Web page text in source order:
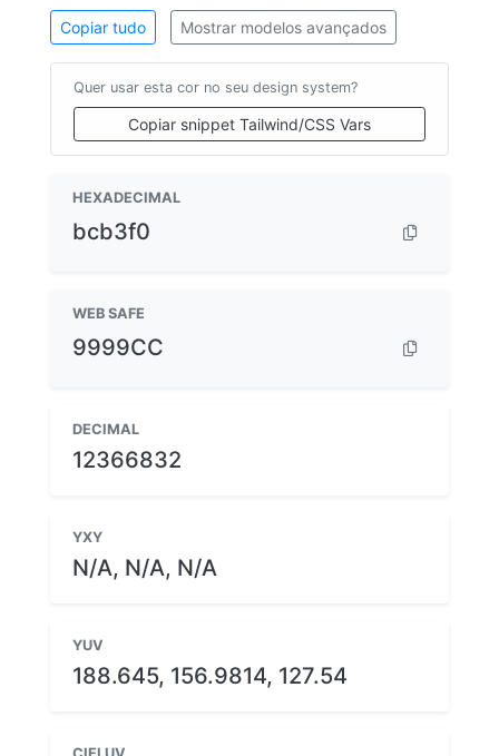
Copiar tudo Mostrar modelos avançados
Quer usar esta cor no seu design system?
Copiar snippet Tailwind/CSS Vars
HEXADECIMAL
bcb3f0
WEB SAFE
9999CC
DECIMAL
12366832
YXY
N/A, N/A, N/A
YUV
188.645, 156.9814, 127.54
CIELUV